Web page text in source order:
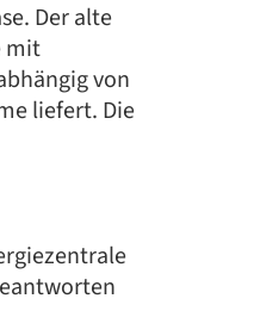
Der alte
mit
von
liefert. Die